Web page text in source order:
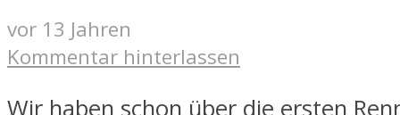
vor 13 Jahren
Kommentar hinterlassen
Wir haben schon über die ersten